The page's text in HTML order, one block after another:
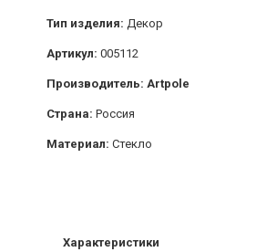
Тип изделия: Декор
Артикул: 005112
Производитель: Artpole
Страна: Россия
Материал: Стекло
Характеристики